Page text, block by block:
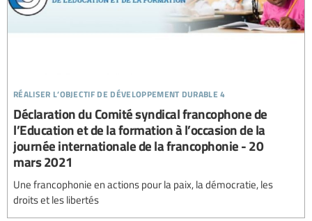
réaliser l’objectif de développement durable 4
Déclaration du Comité syndical francophone de
l’Education et de la formation à l’occasion de la
journée internationale de la francophonie - 20
mars 2021
Une francophonie en actions pour la paix, la démocratie, les
droits et les libertés